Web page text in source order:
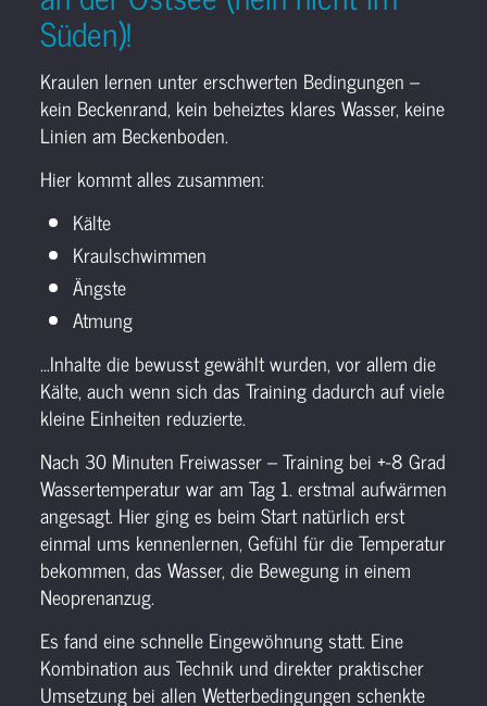
Süden)!
Kraulen lernen unter erschwerten Bedingungen –
kein Beckenrand, kein beheiztes klares Wasser, keine
Linien am Beckenboden.
Hier kommt alles zusammen:
Kälte
Kraulschwimmen
Ängste
Atmung
…Inhalte die bewusst gewählt wurden, vor allem die
Kälte, auch wenn sich das Training dadurch auf viele
kleine Einheiten reduzierte.
Nach 30 Minuten Freiwasser – Training bei +-8 Grad
Wassertemperatur war am Tag 1. erstmal aufwärmen
angesagt. Hier ging es beim Start natürlich erst
einmal ums kennenlernen, Gefühl für die Temperatur
bekommen, das Wasser, die Bewegung in einem
Neoprenanzug.
Es fand eine schnelle Eingewöhnung statt. Eine
Kombination aus Technik und direkter praktischer
Umsetzung bei allen Wetterbedingungen schenkte